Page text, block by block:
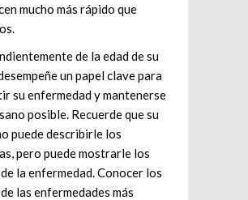
mucho más rápido que
de la edad de su
un papel clave para
su enfermedad y mantenerse
posible. Recuerde que su
puede describirle los
pero puede mostrarle los
la enfermedad. Conocer los
las enfermedades más